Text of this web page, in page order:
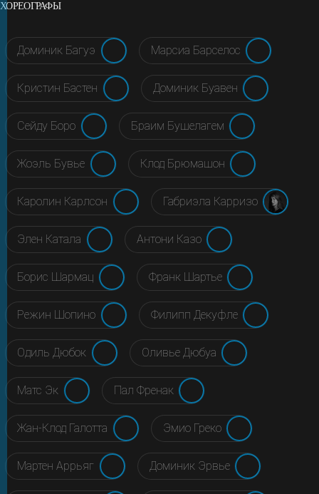
ХОРЕОГРАФЫ
Доминик Багуэ Марсиа Барселос
Кристин Бастен Доминик Буавен
Сейду Боро Браим Бушелагем
Жоэль Бувье Клод Брюмашон
Каролин Карлсон Габриэла Карризо
Элен Катала Антони Казо
Борис Шармац Франк Шартье
Режин Шопино Филипп Декуфле
Одиль Дюбок Оливье Дюбуа
Матс Эк Пал Френак
Жан-Клод Галотта Эмио Греко
Мартен Аррьяг Доминик Эрвье